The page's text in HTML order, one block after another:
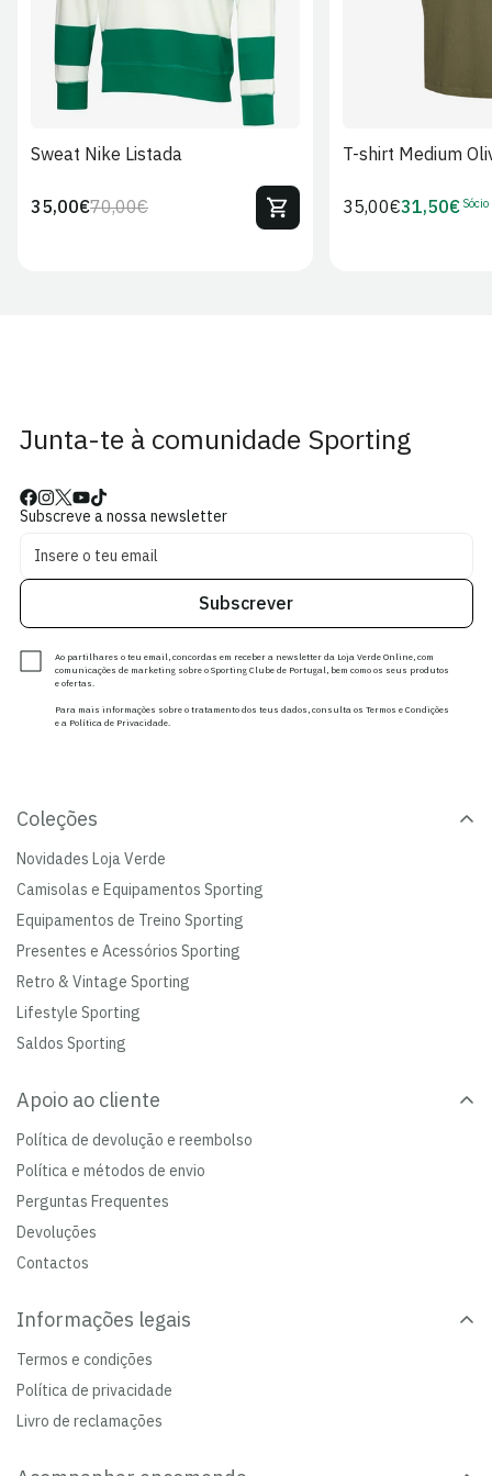
Sweat Nike Listada
Preço
70,00€Preço
35,00€
T-shirt Medium
Preço
35,00€Preço
31,50€ Sócio
Junta-te à comunidade Sporting
Subscreve a nossa newsletter
Subscrever
Ao partilhares o teu email, concordas em receber a newsletter da Loja Verde Online, com
comunicações de marketing sobre o Sporting Clube de Portugal, bem como os seus produtos
e ofertas.
Para mais informações sobre o tratamento dos teus dados, consulta os Termos e Condições
e a Política de Privacidade.
Coleções
Novidades Loja Verde
Camisolas e Equipamentos Sporting
Equipamentos de Treino Sporting
Presentes e Acessórios Sporting
Retro & Vintage Sporting
Lifestyle Sporting
Saldos Sporting
Apoio ao cliente
Política de devolução e reembolso
Política e métodos de envio
Perguntas Frequentes
Devoluções
Contactos
Informações legais
Termos e condições
Política de privacidade
Livro de reclamações